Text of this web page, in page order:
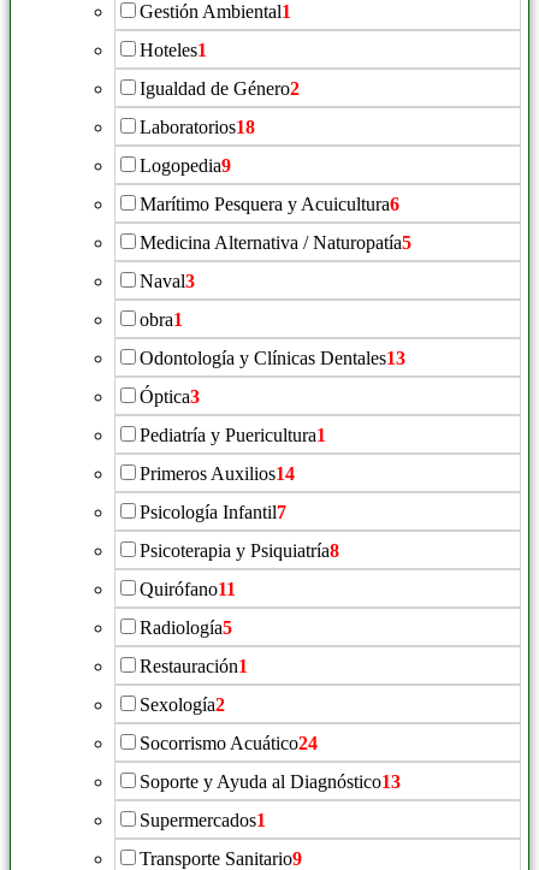
Gestión Ambiental1
Hoteles1
Igualdad de Género2
Laboratorios18
Logopedia9
Marítimo Pesquera y Acuicultura6
Medicina Alternativa / Naturopatía5
Naval3
obra1
Odontología y Clínicas Dentales13
Óptica3
Pediatría y Puericultura1
Primeros Auxilios14
Psicología Infantil7
Psicoterapia y Psiquiatría8
Quirófano11
Radiología5
Restauración1
Sexología2
Socorrismo Acuático24
Soporte y Ayuda al Diagnóstico13
Supermercados1
Transporte Sanitario9